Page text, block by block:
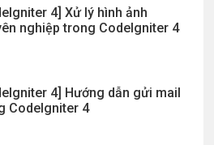
4] Xử lý hình ảnh
nghiệp trong CodeIgniter 4
4] Hướng dẫn gửi mail
CodeIgniter 4